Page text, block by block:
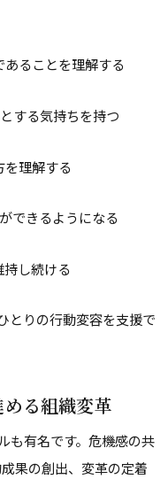
あることを理解する
する気持ちを持つ
を理解する
できるようになる
持し続ける
とりの行動変容を支援で
る組織変革
も有名です。危機感の共
果の創出、変革の定着